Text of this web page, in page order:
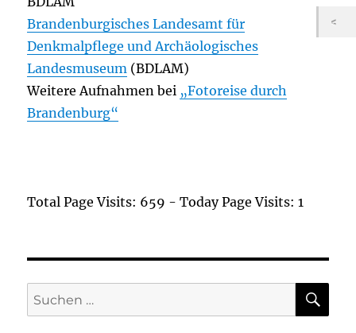
Brandenburgisches Landesamt für
Denkmalpflege und Archäologisches
Landesmuseum (BDLAM)
Weitere Aufnahmen bei „Fotoreise durch
Brandenburg“
Total Page Visits: 659 - Today Page Visits: 1
Suchen
nach: